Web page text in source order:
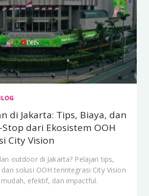
di Jakarta: Tips, Biaya, dan
dari Ekosistem OOH
City Vision
outdoor di Jakarta? Pelajari tips,
solusi OOH terintegrasi City Vision
efektif, dan impactful.